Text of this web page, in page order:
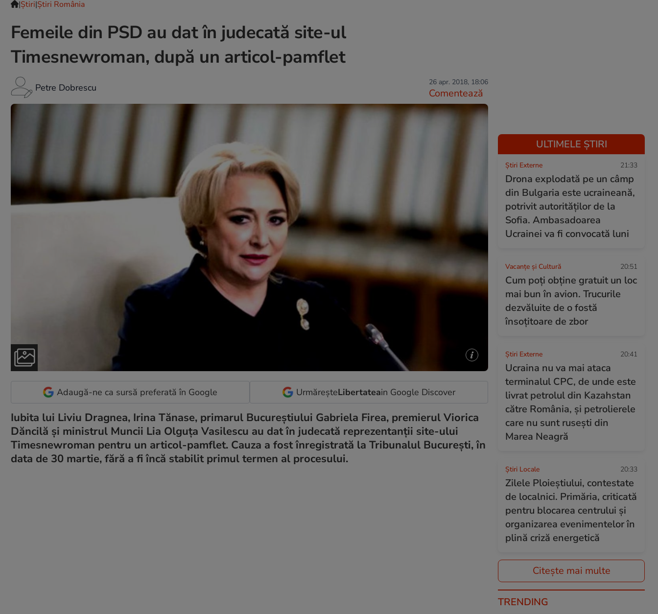
|Ştiri|Știri România
Femeile din PSD au dat în judecată site-ul
Timesnewroman, după un articol-pamflet
Petre Dobrescu 26 apr. 2018, 18:06
Comentează
Adaugă-ne ca sursă preferată în Google UrmăreșteLibertateain Google Discover
Iubita lui Liviu Dragnea, Irina Tănase, primarul Bucureștiului Gabriela Firea, premierul Viorica
Dăncilă și ministrul Muncii Lia Olguța Vasilescu au dat în judecată reprezentanții site-ului
Timesnewroman pentru un articol-pamflet. Cauza a fost înregistrată la Tribunalul București, în
data de 30 martie, fără a fi încă stabilit primul termen al procesului.
ULTIMELE ȘTIRI
Știri Externe 21:33
Drona explodată pe un câmp
din Bulgaria este ucraineană,
potrivit autorităților de la
Sofia. Ambasadoarea
Ucrainei va fi convocată luni
Vacanțe și Cultură 20:51
Cum poți obține gratuit un loc
mai bun în avion. Trucurile
dezvăluite de o fostă
însoțitoare de zbor
Știri Externe 20:41
Ucraina nu va mai ataca
terminalul CPC, de unde este
livrat petrolul din Kazahstan
către România, și petrolierele
care nu sunt rusești din
Marea Neagră
Știri Locale 20:33
Zilele Ploieștiului, contestate
de localnici. Primăria, criticată
pentru blocarea centrului și
organizarea evenimentelor în
plină criză energetică
Citește mai multe
TRENDING